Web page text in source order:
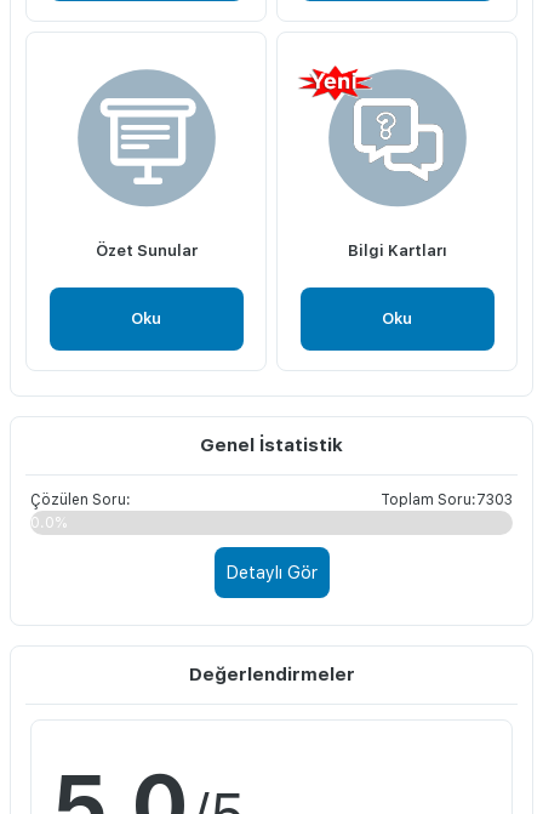
Özet Sunular
Oku
Bilgi Kartları
Oku
Genel İstatistik
Çözülen Soru:
Toplam Soru:7303
0.0%
Detaylı Gör
Değerlendirmeler